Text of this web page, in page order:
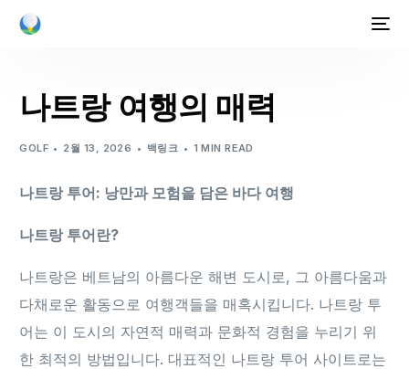
나트랑 여행의 매력
GOLF 2월 13, 2026 백링크 1 MIN READ
나트랑 투어: 낭만과 모험을 담은 바다 여행
나트랑 투어란?
나트랑은 베트남의 아름다운 해변 도시로, 그 아름다움과
다채로운 활동으로 여행객들을 매혹시킵니다. 나트랑 투
어는 이 도시의 자연적 매력과 문화적 경험을 누리기 위
한 최적의 방법입니다. 대표적인 나트랑 투어 사이트로는